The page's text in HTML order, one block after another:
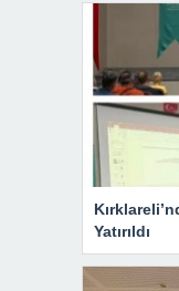
Yatırıldı